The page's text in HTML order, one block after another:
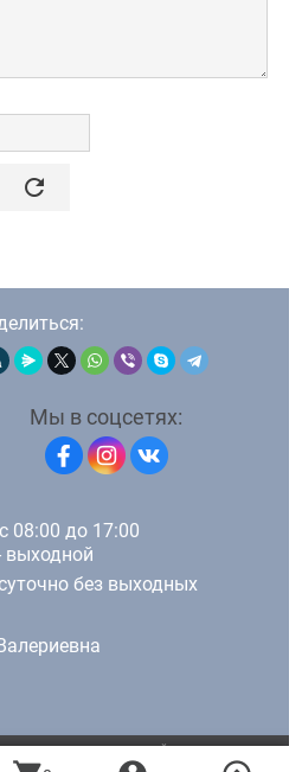
refresh
08:00 до 17:00
выходной
без выходных
Мы в соцсетях:
магазин кухонной посуды.